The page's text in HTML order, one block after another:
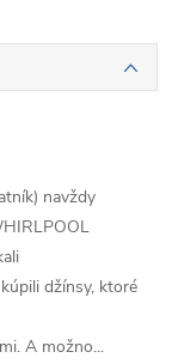
navždy
džínsy, ktoré
A možno...